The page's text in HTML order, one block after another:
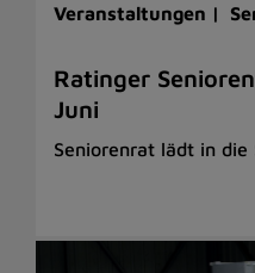
Veranstaltungen |
Ratinger
Juni
Seniorenrat lädt in die